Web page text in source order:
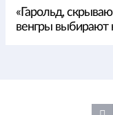
«Гарольд,
венгры выбирают